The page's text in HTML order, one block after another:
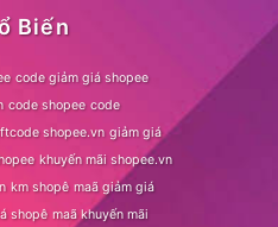
Biến
code giảm giá shopee
code shopee code
shopee.vn giảm giá
khuyến mãi shopee.vn
km shopê maã giảm giá
shopê maã khuyến mãi